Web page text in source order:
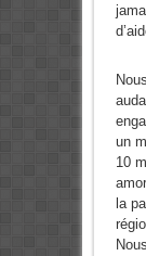
un
10
la